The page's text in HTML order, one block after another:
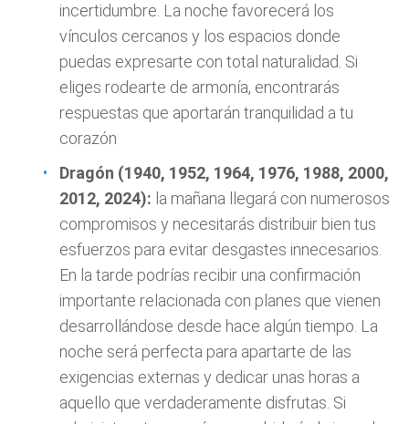
incertidumbre. La noche favorecerá los
vínculos cercanos y los espacios donde
puedas expresarte con total naturalidad. Si
eliges rodearte de armonía, encontrarás
respuestas que aportarán tranquilidad a tu
corazón
Dragón (1940, 1952, 1964, 1976, 1988, 2000,
2012, 2024): la mañana llegará con numerosos
compromisos y necesitarás distribuir bien tus
esfuerzos para evitar desgastes innecesarios.
En la tarde podrías recibir una confirmación
importante relacionada con planes que vienen
desarrollándose desde hace algún tiempo. La
noche será perfecta para apartarte de las
exigencias externas y dedicar unas horas a
aquello que verdaderamente disfrutas. Si